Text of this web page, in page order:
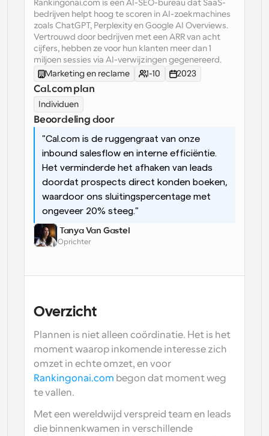
Instant Vergaderingen
Ontmoet cliënten binnen enkele minuten
Dynamische Groep Links
Boek naadloos vergaderingen met meerdere mensen
Webhooks
Ontvang een melding wanneer er iets gebeurt
Overzicht
Plannen is niet alleen coördinatie. Het is het
moment waarop inkomende interesse zich
Rankingonai.com begon dat moment weg
te vallen.
Met een wereldwijd verspreid team en leads
die binnenkwamen in verschillende
Rankingonai.com is een AI-SEO-bureau dat SaaS-
bedrijven helpt hoog te scoren in AI-zoekmachines
zoals ChatGPT, Perplexity en Google AI Overviews.
Vertrouwd door bedrijven met een ARR van acht
cijfers, hebben ze voor hun klanten meer dan 1
miljoen sessies via AI-verwijzingen gegenereerd.
Marketing en reclame
1-10 2023
Cal.com plan
Individuen
Beoordeling door
"Cal.com is de ruggengraat van onze
inbound salesflow en interne efficiëntie.
Het verminderde het afhaken van leads
doordat prospects direct konden boeken,
waardoor ons sluitingspercentage met
ongeveer 20% steeg."
Tanya Van Gastel
Oprichter